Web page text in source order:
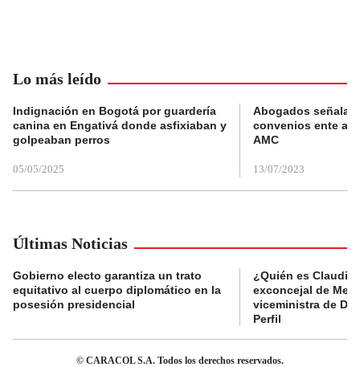
Lo más leído
Indignación en Bogotá por guardería
canina en Engativá donde asfixiaban y
golpeaban perros
05/05/2025
Abogados
convenios ente
AMC
13/07/2023
Últimas Noticias
Gobierno electo garantiza un trato
equitativo al cuerpo diplomático en la
posesión presidencial
¿Quién es Claudia
exconcejal de
viceministra de
Perfil
© CARACOL S.A. Todos los derechos reservados.